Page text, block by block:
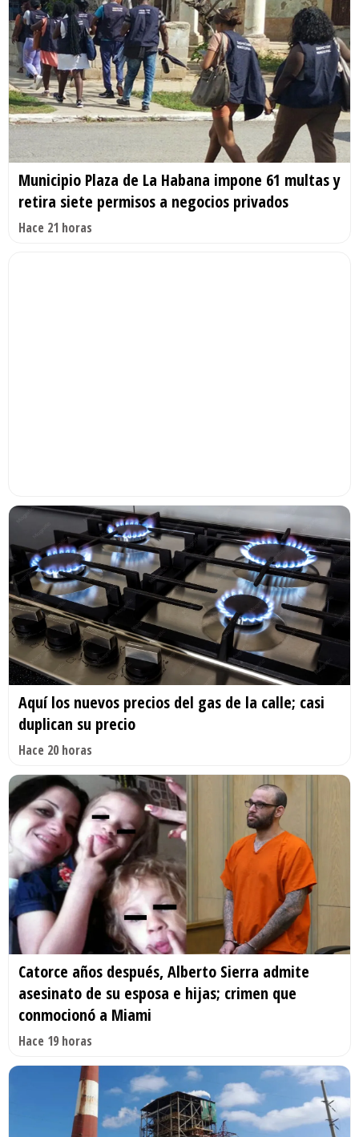
Municipio Plaza de La Habana impone 61 multas y
retira siete permisos a negocios privados
Hace 21 horas
Aquí los nuevos precios del gas de la calle; casi
duplican su precio
Hace 20 horas
Catorce años después, Alberto Sierra admite
asesinato de su esposa e hijas; crimen que
conmocionó a Miami
Hace 19 horas